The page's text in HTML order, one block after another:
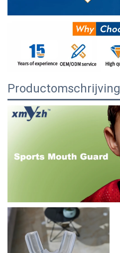
Productomschrijving